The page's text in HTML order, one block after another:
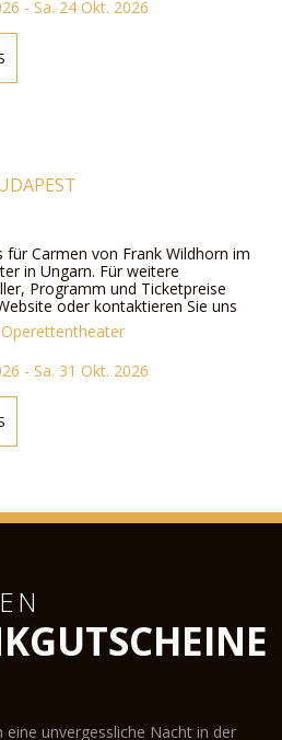
- Sa. 24 Okt. 2026
für Carmen von Frank Wildhorn im
in Ungarn. Für weitere
Programm und Ticketpreise
oder kontaktieren Sie uns
- Sa. 31 Okt. 2026
eine unvergessliche Nacht in der